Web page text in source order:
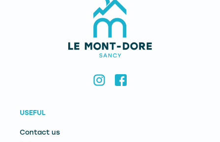
USEFUL
Contact us